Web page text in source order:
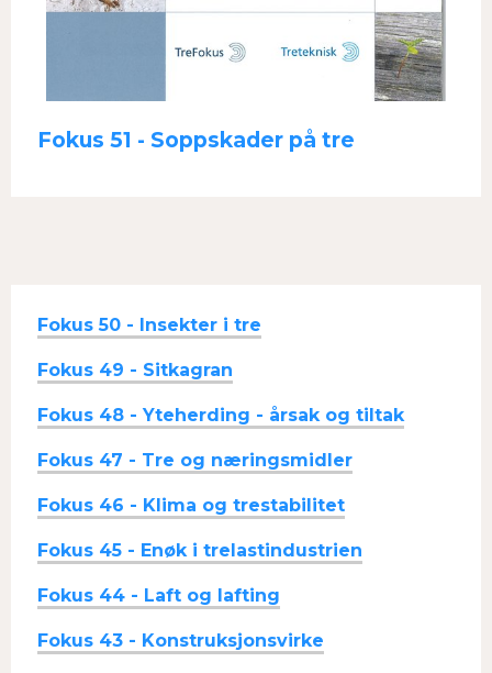
Fokus 51 - Soppskader på tre
Fokus 50 - Insekter i tre
Fokus 49 - Sitkagran
Fokus 48 - Yteherding - årsak og tiltak
Fokus 47 - Tre og næringsmidler
Fokus 46 - Klima og trestabilitet
Fokus 45 - Enøk i trelastindustrien
Fokus 44 - Laft og lafting
Fokus 43 - Konstruksjonsvirke